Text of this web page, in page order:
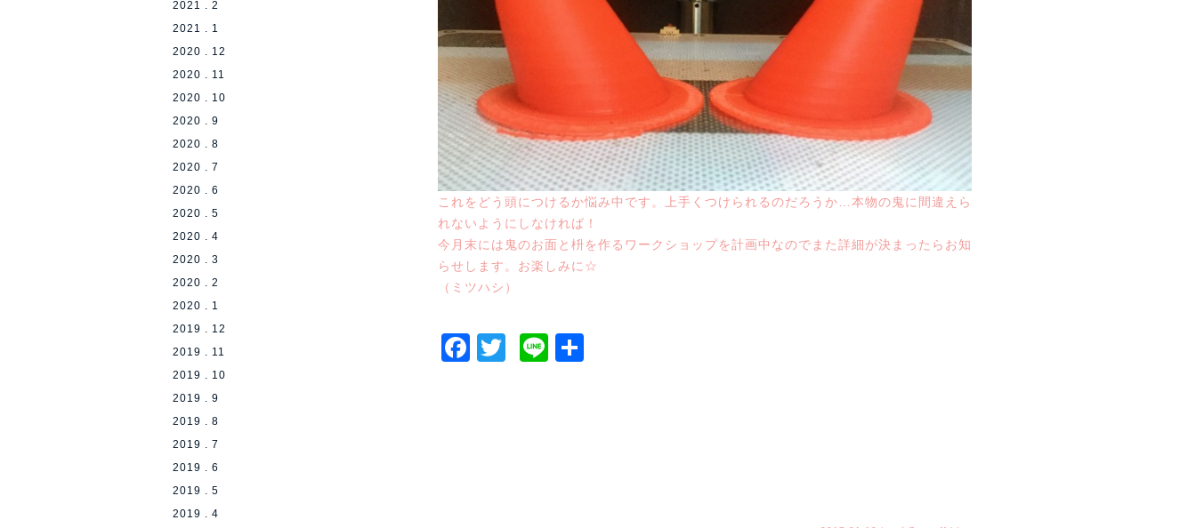
2021 . 2
2021 . 1
2020 . 12
2020 . 11
2020 . 10
2020 . 9
2020 . 8
2020 . 7
2020 . 6
2020 . 5
2020 . 4
2020 . 3
2020 . 2
2020 . 1
2019 . 12
2019 . 11
2019 . 10
2019 . 9
2019 . 8
2019 . 7
2019 . 6
2019 . 5
2019 . 4
これをどう頭につけるか悩み中です。上手くつけられるのだろうか…本物の鬼に間違えら
れないようにしなければ！
今月末には鬼のお面と枡を作るワークショップを計画中なのでまた詳細が決まったらお知
らせします。お楽しみに☆
（ミツハシ）
Facebook
Twitter
Line